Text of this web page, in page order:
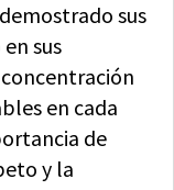
sus
sus
en cada
de
y la